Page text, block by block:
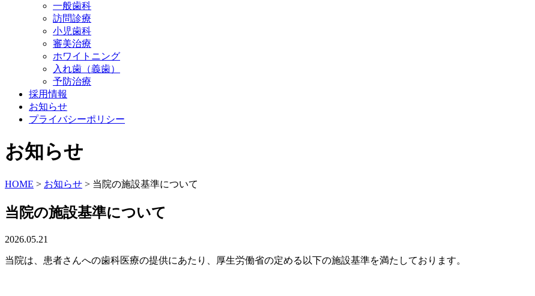
一般歯科
訪問診療
小児歯科
審美治療
ホワイトニング
入れ歯（義歯）
予防治療
採用情報
お知らせ
プライバシーポリシー
お知らせ
HOME > お知らせ > 当院の施設基準について
当院の施設基準について
2026.05.21
当院は、患者さんへの歯科医療の提供にあたり、厚生労働省の定める以下の施設基準を満たしております。